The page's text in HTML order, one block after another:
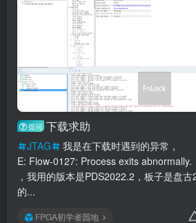
提问 下载求助
JTAG
我是在下载时遇到的异常，
E: Flow-0127: Process exits abnormally.
，我用的版本是PDS2022.2，板子是盘
的...
FPGA初学者园地